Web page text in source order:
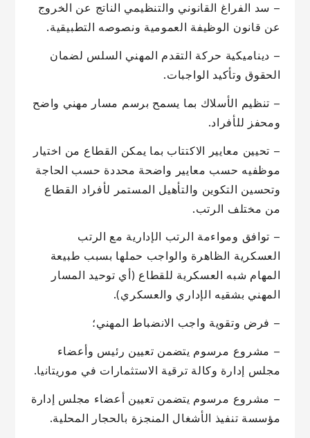
– سد الفراغ القانوني والتنظيمي الناتج عن الخروج
عن قانون الوظيفة العمومية ونصوصه التطبيقية.
– ديناميكية حركة التقدم المهني السلس لضمان
الحقوق وتأكيد الواجبات.
– تنظيم الأسلاك بما يسمح برسم مسار مهني واضح
ومحفز للأفراد.
– تحيين معايير الاكتتاب بما يمكن القطاع من اختيار
موظفيه حسب معايير واضحة محددة حسب الحاجة
وتحسين التكوين والتأهيل المستمر لأفراد القطاع
من مختلف الرتب.
– توافق ومواءمة الرتب الإدارية مع الرتب
العسكرية الظاهرة والواجب حملها بسبب طبيعة
المهام شبه العسكرية للقطاع (أي توحيد المسار
المهني بشقيه الإداري والعسكري).
– فرض وتقوية واجب الانضباط المهني؛
– مشروع مرسوم يتضمن تعيين رئيس وأعضاء
مجلس إدارة وكالة ترقية الاستثمارات في موريتانيا.
– مشروع مرسوم يتضمن تعيين أعضاء مجلس إدارة
مؤسسة تنفيذ الأشغال المنجزة بالحجار المحلية.